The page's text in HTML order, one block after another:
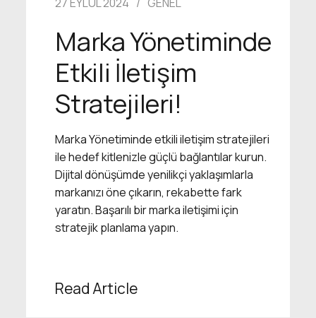
Marka Yönetiminde
Etkili İletişim
Stratejileri!
Marka Yönetiminde etkili iletişim stratejileri
ile hedef kitlenizle güçlü bağlantılar kurun.
Dijital dönüşümde yenilikçi yaklaşımlarla
markanızı öne çıkarın, rekabette fark
yaratın. Başarılı bir marka iletişimi için
stratejik planlama yapın.
Read Article